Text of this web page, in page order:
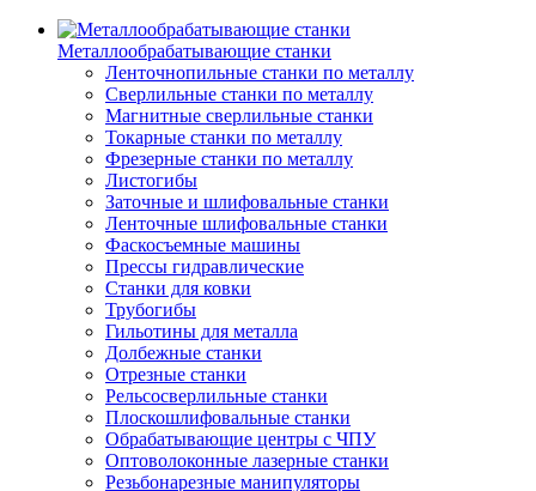
Металлообрабатывающие станки
Ленточнопильные станки по металлу
Сверлильные станки по металлу
Магнитные сверлильные станки
Токарные станки по металлу
Фрезерные станки по металлу
Листогибы
Заточные и шлифовальные станки
Ленточные шлифовальные станки
Фаскосъемные машины
Прессы гидравлические
Станки для ковки
Трубогибы
Гильотины для металла
Долбежные станки
Отрезные станки
Рельсосверлильные станки
Плоскошлифовальные станки
Обрабатывающие центры с ЧПУ
Оптоволоконные лазерные станки
Резьбонарезные манипуляторы